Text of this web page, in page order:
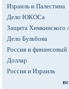
Израиль и Палестина
Дело ЮКОСа
Защита Химкинского
Дело Бульбова
Россия и финансовый
Доллар
Россия и Израиль